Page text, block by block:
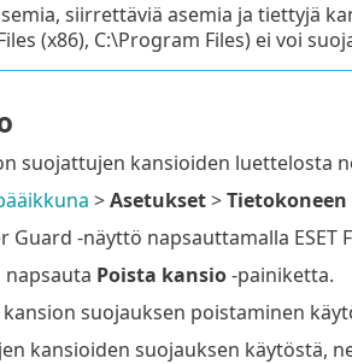
siirrettäviä asemia ja tiettyjä
(x86), C:\Program Files) ei voi
suojattujen kansioiden luettelosta
>Asetukset>
Guard -näyttö napsauttamalla
napsauta Poista kansio-painiketta.
suojauksen poistaminen
kansioiden suojauksen käytöstä,